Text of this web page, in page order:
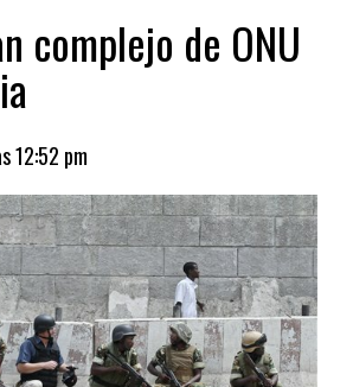
complejo de ONU
12:52 pm